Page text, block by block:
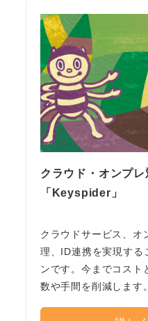
クラウド・オンプ
「Keyspider」
クラウドサービス、オ
理、ID連携を実現する
ンです。今までコスト
数や手間を削減します。